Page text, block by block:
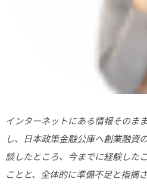
インターネットにある情報そのま
し、日本政策金融公庫へ創業融資
談したところ、今までに経験した
ことと、全体的に準備不足と指摘